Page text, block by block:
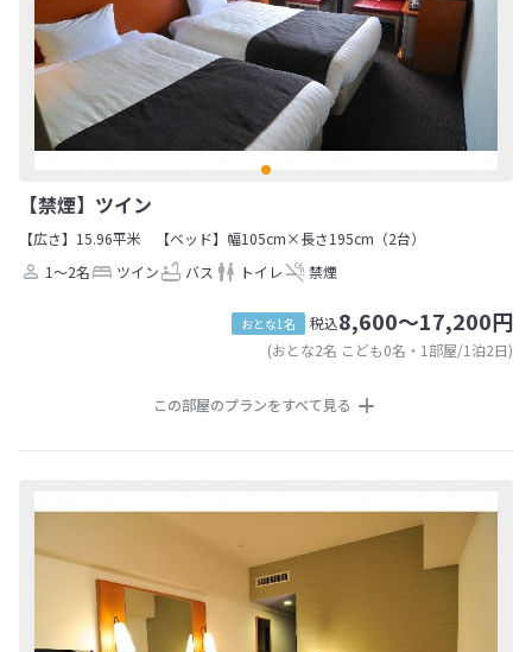
【禁煙】ツイン
【広さ】15.96平米
【ベッド】幅105cm×長さ195cm（2台）
1～2名
ツイン バス トイレ 禁煙
おとな1名 税込8,600～17,200円
(おとな2名 こども0名・1部屋/1泊2日)
この部屋のプランをすべて見る